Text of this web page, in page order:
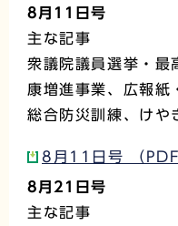
8月11日号
主な記事
衆議院議員選挙・最
康増進事業、広報紙
総合防災訓練、け
8月11日号 （
8月21日号
主な記事